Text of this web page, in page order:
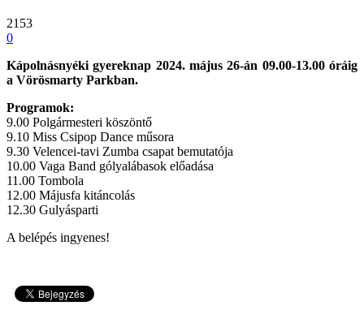
2153
0
Kápolnásnyéki gyereknap 2024. május 26-án 09.00-13.00 óráig
a Vörösmarty Parkban.
Programok:
9.00 Polgármesteri köszöntő
9.10 Miss Csipop Dance műsora
9.30 Velencei-tavi Zumba csapat bemutatója
10.00 Vaga Band gólyalábasok előadása
11.00 Tombola
12.00 Májusfa kitáncolás
12.30 Gulyásparti
A belépés ingyenes!